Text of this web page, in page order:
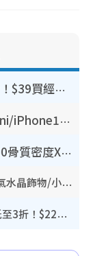
GU優惠｜手袋突發減價低至22折！$39買經典波士頓包/餃子袋！飾物同步減價$29起！
豐澤優惠勁減低至44折！Mac mini/iPhone17Pro大減價！廚房家電$220起
港大推賽馬會強化骨骼計劃！$100骨質密度X光檢查 完成免費運動訓練送超市禮券！附參加資格
Swarovski Outlet專區低至半價！人氣水晶飾物/小擺設$138起！迪士尼款/水晶高跟鞋都有平
廚具開倉｜特福Tefal廚具/家電開倉低至3折！$220起買平底鍋/炒鑊/湯煲！電飯煲/吸塵機/燙斗$418起